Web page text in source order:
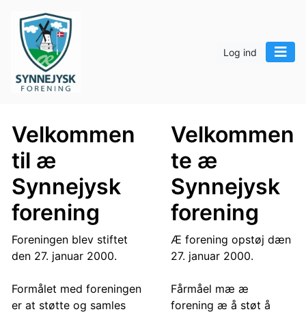
Log ind
Velkommen
til æ
Synnejysk
forening
Foreningen blev stiftet
den 27. januar 2000.
Formålet med foreningen
er at støtte og samles
Velkommen
te æ
Synnejysk
forening
Æ forening opstøj dæn
27. januar 2000.
Fårmåel mæ æ
forening æ å støt å